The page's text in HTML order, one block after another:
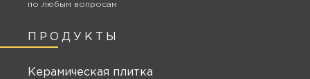
ПРОДУКТЫ
Керамическая плитка
по любым вопросам